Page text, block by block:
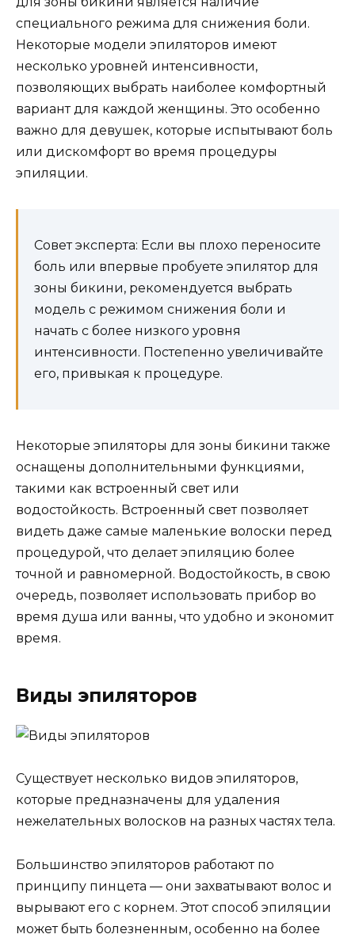
специального режима для снижения боли.
Некоторые модели эпиляторов имеют
несколько уровней интенсивности,
позволяющих выбрать наиболее комфортный
вариант для каждой женщины. Это особенно
важно для девушек, которые испытывают боль
или дискомфорт во время процедуры
эпиляции.
Совет эксперта: Если вы плохо переносите
боль или впервые пробуете эпилятор для
зоны бикини, рекомендуется выбрать
модель с режимом снижения боли и
начать с более низкого уровня
интенсивности. Постепенно увеличивайте
его, привыкая к процедуре.
Некоторые эпиляторы для зоны бикини также
оснащены дополнительными функциями,
такими как встроенный свет или
водостойкость. Встроенный свет позволяет
видеть даже самые маленькие волоски перед
процедурой, что делает эпиляцию более
точной и равномерной. Водостойкость, в свою
очередь, позволяет использовать прибор во
время душа или ванны, что удобно и экономит
время.
Виды эпиляторов
Существует несколько видов эпиляторов,
которые предназначены для удаления
нежелательных волосков на разных частях тела.
Большинство эпиляторов работают по
принципу пинцета — они захватывают волос и
вырывают его с корнем. Этот способ эпиляции
может быть болезненным, особенно на более